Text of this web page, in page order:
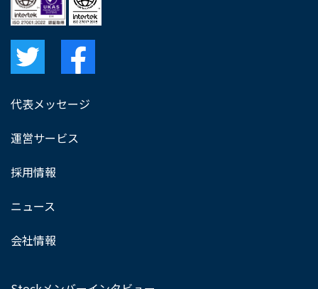
代表メッセージ
運営サービス
採用情報
ニュース
会社情報